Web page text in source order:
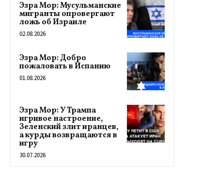
Эзра Мор: Мусульманские
мигранты опровергают
ложь об Израиле
02.08.2026
Эзра Мор: Добро
пожаловать в Испанию
01.08.2026
Эзра Мор: У Трампа
игривое настроение,
Зеленский злит иранцев,
а курды возвращаются в
игру
30.07.2026